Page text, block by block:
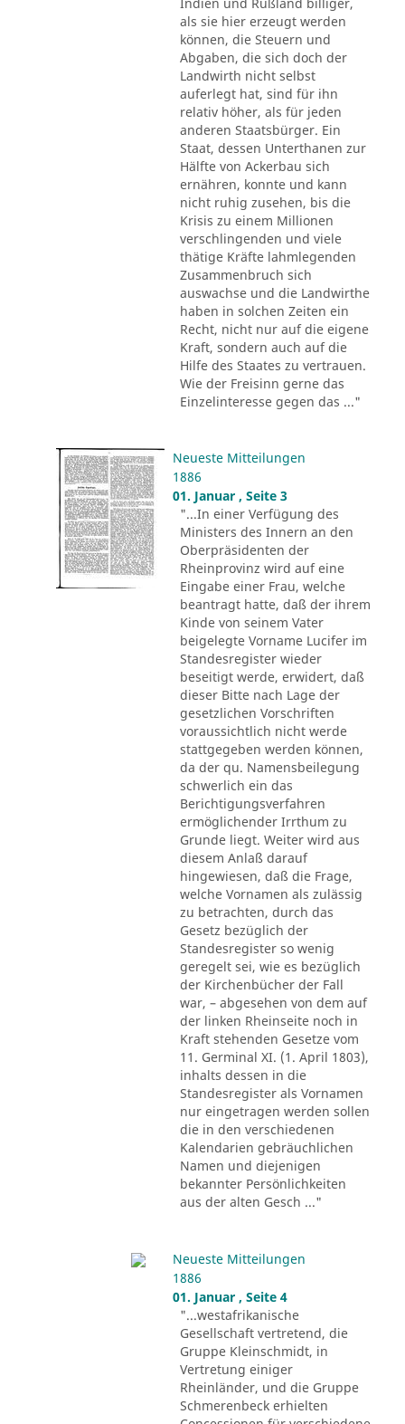
als sie hier erzeugt werden
können, die Steuern und
Abgaben, die sich doch der
Landwirth nicht selbst
auferlegt hat, sind für ihn
relativ höher, als für jeden
anderen Staatsbürger. Ein
Staat, dessen Unterthanen zur
Hälfte von Ackerbau sich
ernähren, konnte und kann
nicht ruhig zusehen, bis die
Krisis zu einem Millionen
verschlingenden und viele
thätige Kräfte lahmlegenden
Zusammenbruch sich
auswachse und die Landwirthe
haben in solchen Zeiten ein
Recht, nicht nur auf die eigene
Kraft, sondern auch auf die
Hilfe des Staates zu vertrauen.
Wie der Freisinn gerne das
Einzelinteresse gegen das ..."
Neueste Mitteilungen
1886
01. Januar , Seite 3
"...In einer Verfügung des
Ministers des Innern an den
Oberpräsidenten der
Rheinprovinz wird auf eine
Eingabe einer Frau, welche
beantragt hatte, daß der ihrem
Kinde von seinem Vater
beigelegte Vorname Lucifer im
Standesregister wieder
beseitigt werde, erwidert, daß
dieser Bitte nach Lage der
gesetzlichen Vorschriften
voraussichtlich nicht werde
stattgegeben werden können,
da der qu. Namensbeilegung
schwerlich ein das
Berichtigungsverfahren
ermöglichender Irrthum zu
Grunde liegt. Weiter wird aus
diesem Anlaß darauf
hingewiesen, daß die Frage,
welche Vornamen als zulässig
zu betrachten, durch das
Gesetz bezüglich der
Standesregister so wenig
geregelt sei, wie es bezüglich
der Kirchenbücher der Fall
war, – abgesehen von dem auf
der linken Rheinseite noch in
Kraft stehenden Gesetze vom
11. Germinal XI. (1. April 1803),
inhalts dessen in die
Standesregister als Vornamen
nur eingetragen werden sollen
die in den verschiedenen
Kalendarien gebräuchlichen
Namen und diejenigen
bekannter Persönlichkeiten
aus der alten Gesch ..."
Neueste Mitteilungen
1886
01. Januar , Seite 4
"...westafrikanische
Gesellschaft vertretend, die
Gruppe Kleinschmidt, in
Vertretung einiger
Rheinländer, und die Gruppe
Schmerenbeck erhielten